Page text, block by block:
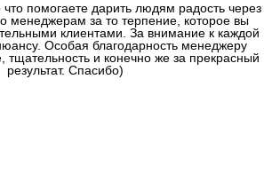
помогаете дарить людям радость через
менеджерам за то терпение, которое вы
клиентами. За внимание к каждой
Особая благодарность менеджеру
тщательность и конечно же за прекрасный
результат. Спасибо)